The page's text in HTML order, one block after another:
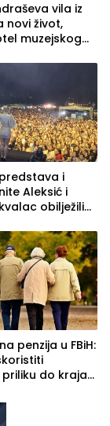
vila iz
novi život,
muzejskog
i
Aleksić i
obilježili
penzija u FBiH:
do kraja